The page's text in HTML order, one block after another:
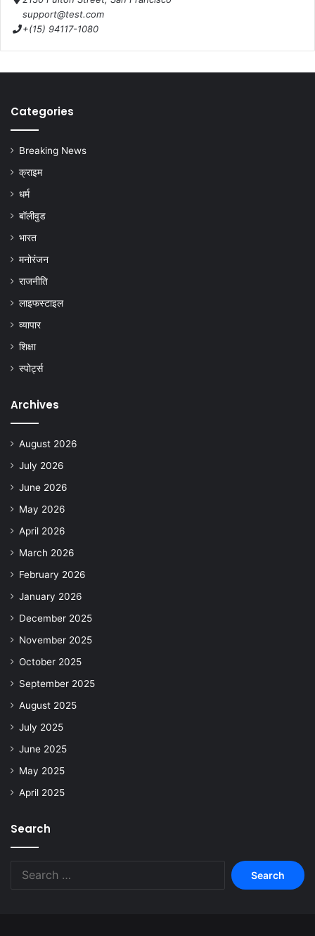
support@test.com
+(15) 94117-1080
Categories
Breaking News
क्राइम
धर्म
बॉलीवुड
भारत
मनोरंजन
राजनीति
लाइफस्टाइल
व्यापार
शिक्षा
स्पोर्ट्स
Archives
August 2026
July 2026
June 2026
May 2026
April 2026
March 2026
February 2026
January 2026
December 2025
November 2025
October 2025
September 2025
August 2025
July 2025
June 2025
May 2025
April 2025
Search